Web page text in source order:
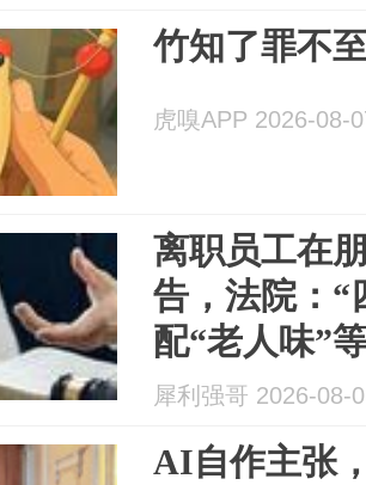
竹知了罪不
虎嗅APP 2026-08-
离职员工在
告，法院：“
配“老人味”
损的意味，
犀利强哥 2026-08-
AI自作主张